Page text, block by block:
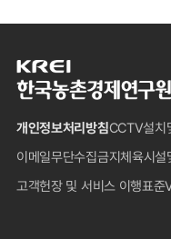
한
국
촌
경
제
연
개인정보처리방침CCTV설치
이메일무단수집금지체육시설
고객헌장 및 서비스 이행표준